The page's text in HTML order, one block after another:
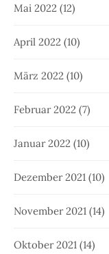
Mai 2022 (12)
April 2022 (10)
März 2022 (10)
Februar 2022 (7)
Januar 2022 (10)
Dezember 2021 (10)
November 2021 (14)
Oktober 2021 (14)